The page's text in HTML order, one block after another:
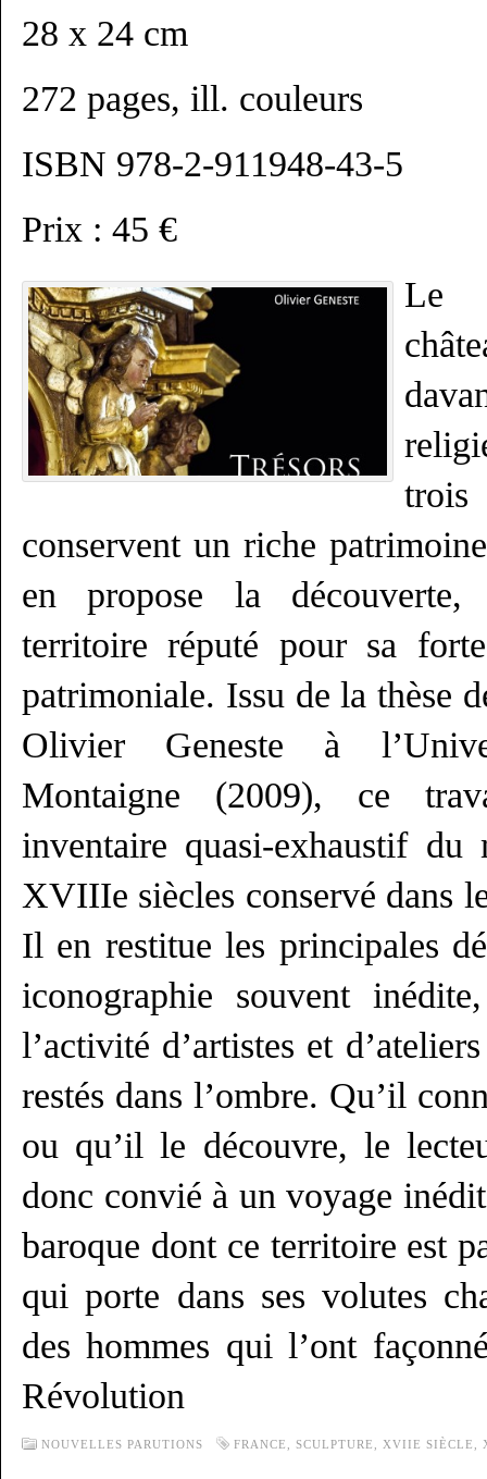
28 x 24 cm
272 pages, ill. couleurs
ISBN 978-2-911948-43-5
Prix : 45 €
Le
conservent un riche
en propose la découverte,
territoire réputé pour sa
patrimoniale. Issu de la thèse
Olivier Geneste à
Montaigne (2009), ce
inventaire quasi-exhaustif
XVIIIe siècles conservé dans
Il en restitue les principales
iconographie souvent
l’activité d’artistes et
restés dans l’ombre. Qu’il
ou qu’il le découvre, le
donc convié à un voyage
baroque dont ce territoire est
qui porte dans ses volutes
des hommes qui l’ont
Révolution
NOUVELLES PARUTIONS FRANCE SCULPTURE XVIIE SIÈCLE